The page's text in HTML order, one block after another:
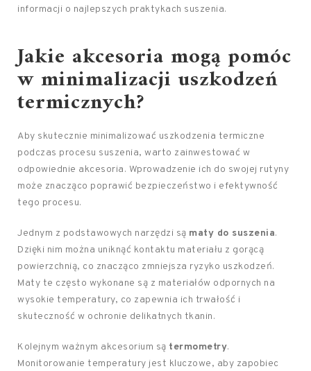
informacji o najlepszych praktykach suszenia.
Jakie akcesoria mogą pomóc
w minimalizacji uszkodzeń
termicznych?
Aby skutecznie minimalizować uszkodzenia termiczne
podczas procesu suszenia, warto zainwestować w
odpowiednie akcesoria. Wprowadzenie ich do swojej rutyny
może znacząco poprawić bezpieczeństwo i efektywność
tego procesu.
Jednym z podstawowych narzędzi są maty do suszenia.
Dzięki nim można uniknąć kontaktu materiału z gorącą
powierzchnią, co znacząco zmniejsza ryzyko uszkodzeń.
Maty te często wykonane są z materiałów odpornych na
wysokie temperatury, co zapewnia ich trwałość i
skuteczność w ochronie delikatnych tkanin.
Kolejnym ważnym akcesorium są termometry.
Monitorowanie temperatury jest kluczowe, aby zapobiec